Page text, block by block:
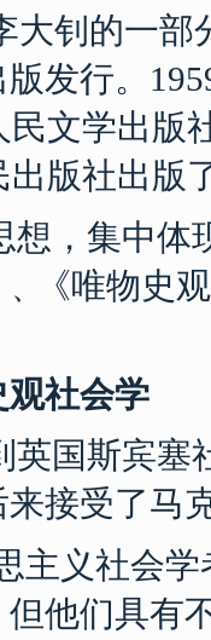
大钊的一部
发行。
民文学出版
出版社出版
想，集中体
﹑《唯物史
社会学
英国斯宾塞
接受了马
主义社会
他们具有